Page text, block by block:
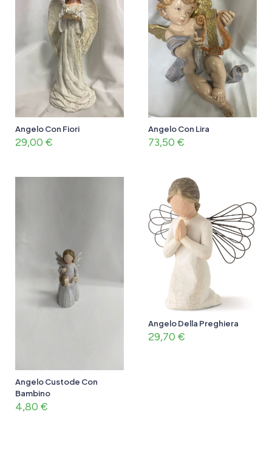
Angelo Con Fiori
29,00 €
Angelo Con Lira
73,50 €
Angelo Custode Con
Bambino
4,80 €
Angelo Della Preghiera
29,70 €